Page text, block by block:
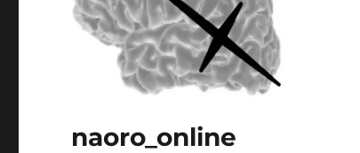
naoro_online